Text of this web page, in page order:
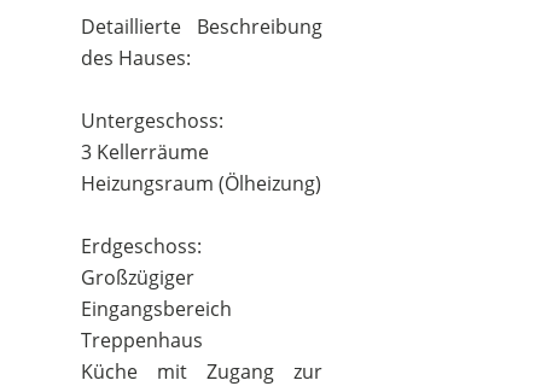
Detaillierte Beschreibung
des Hauses:
Untergeschoss:
3 Kellerräume
Heizungsraum (Ölheizung)
Erdgeschoss:
Großzügiger
Eingangsbereich
Treppenhaus
Küche mit Zugang zur